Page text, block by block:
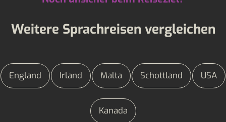
Weitere Sprachreisen vergleichen
England Irland Malta Schottland USA
Kanada